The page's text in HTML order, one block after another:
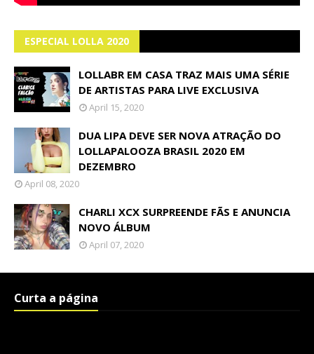
ESPECIAL LOLLA 2020
LOLLABR EM CASA TRAZ MAIS UMA SÉRIE
DE ARTISTAS PARA LIVE EXCLUSIVA
April 15, 2020
DUA LIPA DEVE SER NOVA ATRAÇÃO DO
LOLLAPALOOZA BRASIL 2020 EM
DEZEMBRO
April 08, 2020
CHARLI XCX SURPREENDE FÃS E ANUNCIA
NOVO ÁLBUM
April 07, 2020
Curta a página